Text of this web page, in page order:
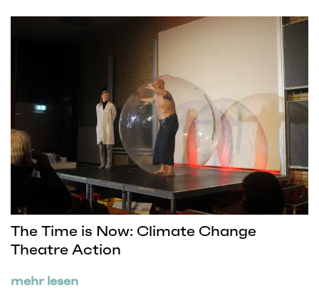
The Time is Now: Climate Change
Theatre Action
mehr lesen